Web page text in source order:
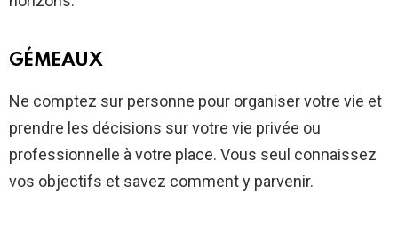
GÉMEAUX
Ne comptez sur personne pour organiser votre vie et
prendre les décisions sur votre vie privée ou
professionnelle à votre place. Vous seul connaissez
vos objectifs et savez comment y parvenir.